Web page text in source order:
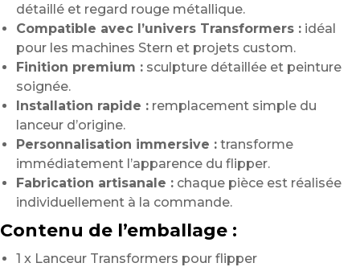
détaillé et regard rouge métallique.
Compatible avec l’univers Transformers : idéal
pour les machines Stern et projets custom.
Finition premium : sculpture détaillée et peinture
soignée.
Installation rapide : remplacement simple du
lanceur d’origine.
Personnalisation immersive : transforme
immédiatement l’apparence du flipper.
Fabrication artisanale : chaque pièce est réalisée
individuellement à la commande.
Contenu de l’emballage :
1 x Lanceur Transformers pour flipper